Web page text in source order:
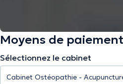
Moyens de paiement
Sélectionnez le cabinet